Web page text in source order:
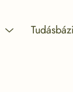
Menu